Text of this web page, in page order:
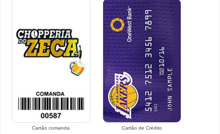
Cartão comanda
Cartão de Crédito